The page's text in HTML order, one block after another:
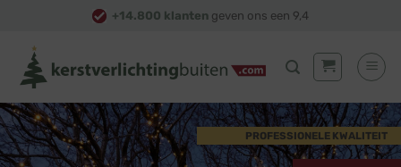
content
+14.800 klanten geven ons een 9,4
PROFESSIONELE KWALITEIT